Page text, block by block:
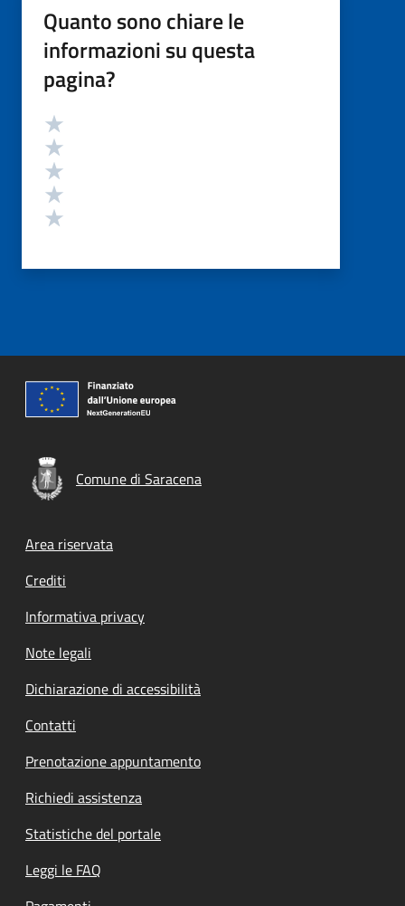
Quanto sono chiare le
informazioni su questa
pagina?
Valutazione
Comune di Saracena
Footer menu
Area riservata
Crediti
Informativa privacy
Note legali
Dichiarazione di accessibilità
Contatti
Prenotazione appuntamento
Richiedi assistenza
Statistiche del portale
Leggi le FAQ